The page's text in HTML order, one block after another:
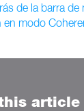
de la barra
en modo